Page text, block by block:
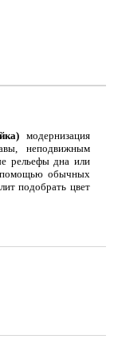
модернизация
неподвижным
рельефы дна или
помощью обычных
подобрать цвет